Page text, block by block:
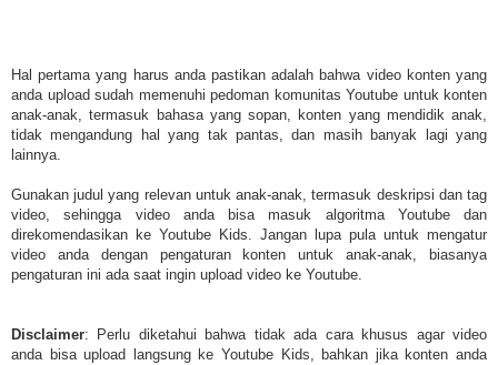
Hal pertama yang harus anda pastikan adalah bahwa video konten yang
anda upload sudah memenuhi pedoman komunitas Youtube untuk konten
anak-anak, termasuk bahasa yang sopan, konten yang mendidik anak,
tidak mengandung hal yang tak pantas, dan masih banyak lagi yang
lainnya.
Gunakan judul yang relevan untuk anak-anak, termasuk deskripsi dan tag
video, sehingga video anda bisa masuk algoritma Youtube dan
direkomendasikan ke Youtube Kids. Jangan lupa pula untuk mengatur
video anda dengan pengaturan konten untuk anak-anak, biasanya
pengaturan ini ada saat ingin upload video ke Youtube.
Disclaimer: Perlu diketahui bahwa tidak ada cara khusus agar video
anda bisa upload langsung ke Youtube Kids, bahkan jika konten anda